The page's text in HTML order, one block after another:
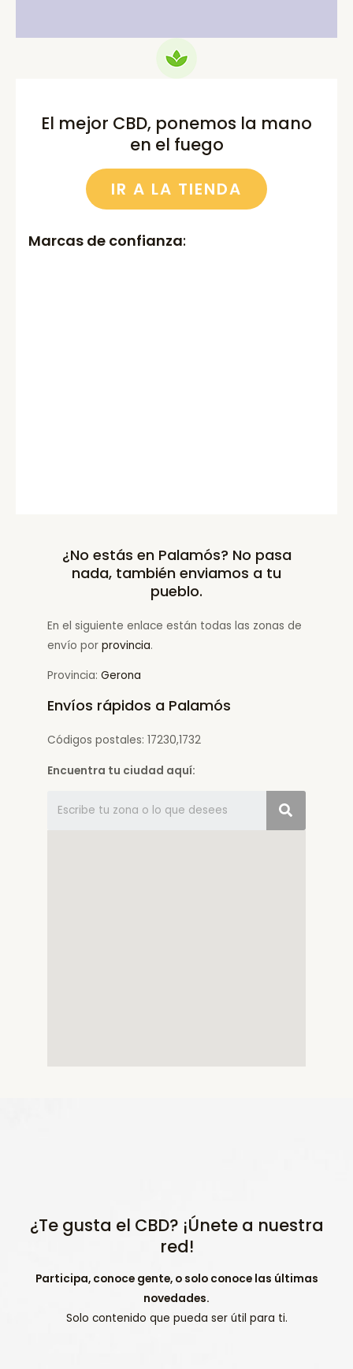
El mejor CBD, ponemos la mano
en el fuego
IR A LA TIENDA
Marcas de confianza:
¿No estás en Palamós? No pasa
nada, también enviamos a tu
pueblo.
En el siguiente enlace están todas las zonas de
envío por provincia.
Provincia: Gerona
Envíos rápidos a Palamós
Códigos postales: 17230,1732
Encuentra tu ciudad aquí:
¿Te gusta el CBD? ¡Únete a nuestra
red!
Participa, conoce gente, o solo conoce las últimas
novedades.
Solo contenido que pueda ser útil para ti.